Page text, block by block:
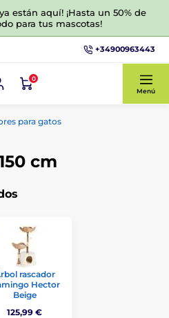
están aquí! ¡Hasta un 50% de
para tus mascotas!
+34900963443
0
Menú
para gatos
cm
rascador
Hector
Beige
125,99 €